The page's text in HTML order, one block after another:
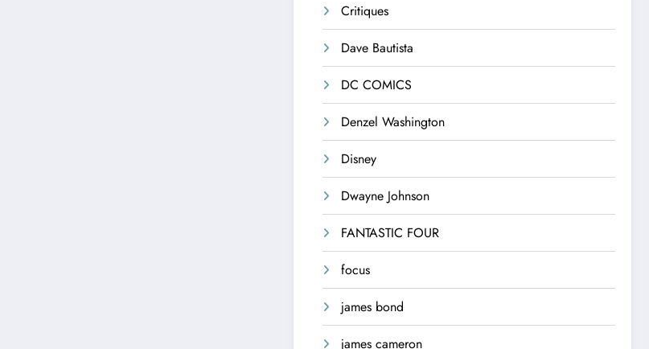
Critiques
Dave Bautista
DC COMICS
Denzel Washington
Disney
Dwayne Johnson
FANTASTIC FOUR
focus
james bond
james cameron